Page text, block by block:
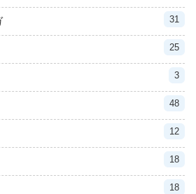
31
25
3
48
12
18
18